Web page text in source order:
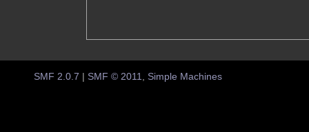
SMF 2.0.7 SMF © 2011, Simple Machines